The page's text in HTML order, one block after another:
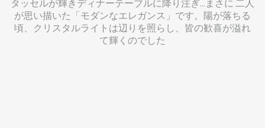
タッセルが輝きディナーテーブルに降り注ぎ…まさに 二人
が思い描いた「モダンなエレガンス」です。陽が落ちる
頃、クリスタルライトは辺りを照らし、皆の歓喜が溢れ
て輝くのでした